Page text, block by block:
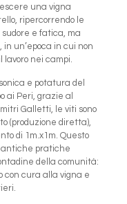
una vigna
ripercorrendo le
e fatica, ma
un’epoca in cui non
nei campi.
e potatura del
ai Peri, grazie al
Galletti, le viti sono
(produzione diretta),
di 1m.x1m. Questo
antiche pratiche
della comunità:
con cura alla vigna e